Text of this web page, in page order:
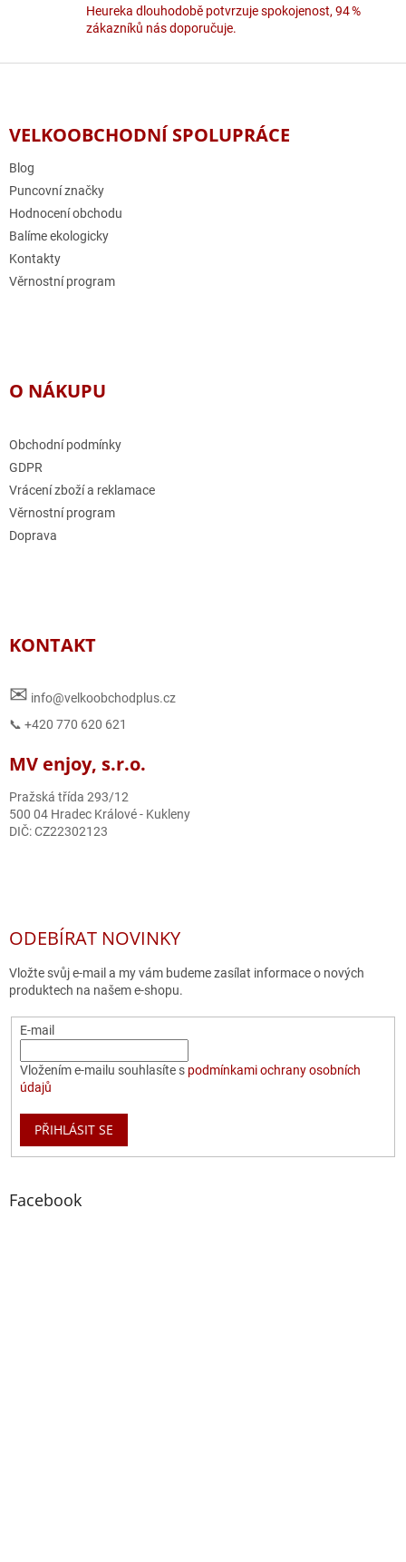
Heureka dlouhodobě potvrzuje spokojenost, 94 %
zákazníků nás doporučuje.
Z
VELKOOBCHODNÍ SPOLUPRÁCE
Blog
Puncovní značky
Hodnocení obchodu
Balíme ekologicky
Kontakty
Věrnostní program
O NÁKUPU
Obchodní podmínky
GDPR
Vrácení zboží a reklamace
Věrnostní program
Doprava
KONTAKT
✉ info@velkoobchodplus.cz
📞 +420 770 620 621
MV enjoy, s.r.o.
Pražská třída 293/12
500 04 Hradec Králové - Kukleny
DIČ: CZ22302123
ODEBÍRAT NOVINKY
Vložte svůj e-mail a my vám budeme zasílat informace o nových
produktech na našem e-shopu.
E-mail
Vložením e-mailu souhlasíte s podmínkami ochrany osobních
údajů
PŘIHLÁSIT SE
Facebook